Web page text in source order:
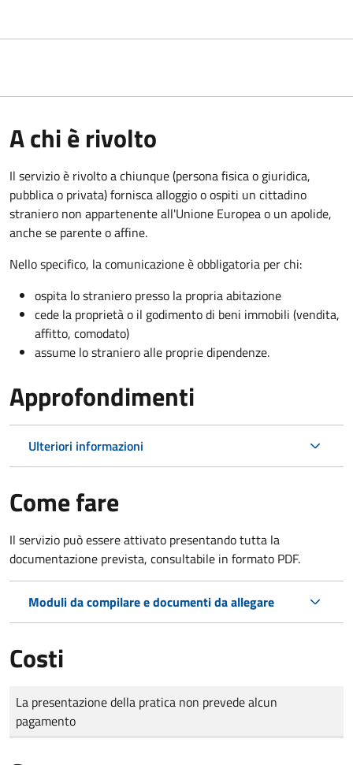
A chi è rivolto
Il servizio è rivolto a chiunque (persona fisica o giuridica,
pubblica o privata) fornisca alloggio o ospiti un cittadino
straniero non appartenente all'Unione Europea o un apolide,
anche se parente o affine.
Nello specifico, la comunicazione è obbligatoria per chi:
ospita lo straniero presso la propria abitazione
cede la proprietà o il godimento di beni immobili (vendita,
affitto, comodato)
assume lo straniero alle proprie dipendenze.
Approfondimenti
Ulteriori informazioni
Come fare
Il servizio può essere attivato presentando tutta la
documentazione prevista, consultabile in formato PDF.
Moduli da compilare e documenti da allegare
Costi
Tipo di pagamento
Importo
La presentazione della pratica non prevede alcun
pagamento